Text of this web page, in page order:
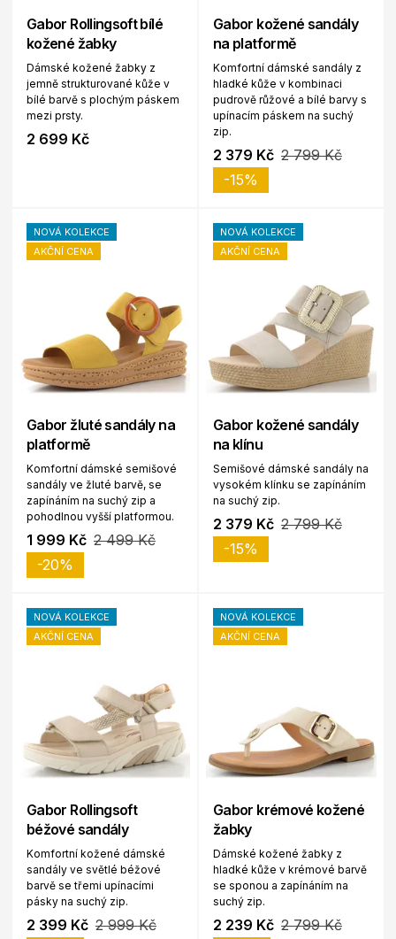
Gabor Rollingsoft bílé
kožené žabky
Dámské kožené žabky z
jemně strukturované kůže v
bílé barvě s plochým páskem
mezi prsty.
2 699 Kč
Gabor kožené sandály
na platformě
Komfortní dámské sandály z
hladké kůže v kombinaci
pudrově růžové a bílé barvy s
upínacím páskem na suchý
zip.
2 379 Kč 2 799 Kč
-15%
NOVÁ KOLEKCE
AKČNÍ CENA
Gabor žluté sandály na
platformě
Komfortní dámské semišové
sandály ve žluté barvě, se
zapínáním na suchý zip a
pohodlnou vyšší platformou.
1 999 Kč 2 499 Kč
-20%
NOVÁ KOLEKCE
AKČNÍ CENA
Gabor kožené sandály
na klínu
Semišové dámské sandály na
vysokém klínku se zapínáním
na suchý zip.
2 379 Kč 2 799 Kč
-15%
NOVÁ KOLEKCE
AKČNÍ CENA
Gabor Rollingsoft
béžové sandály
Komfortní kožené dámské
sandály ve světlé béžové
barvě se třemi upínacími
pásky na suchý zip.
2 399 Kč 2 999 Kč
NOVÁ KOLEKCE
AKČNÍ CENA
Gabor krémové kožené
žabky
Dámské kožené žabky z
hladké kůže v krémové barvě
se sponou a zapínáním na
suchý zip.
2 239 Kč 2 799 Kč